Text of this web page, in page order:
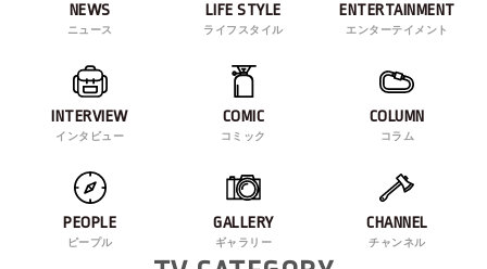
NEWS
ニュース
LIFE STYLE
ライフスタイル
ENTERTAINMENT
エンターテイメント
INTERVIEW
インタビュー
COMIC
コミック
COLUMN
コラム
PEOPLE
ピープル
GALLERY
ギャラリー
CHANNEL
チャンネル